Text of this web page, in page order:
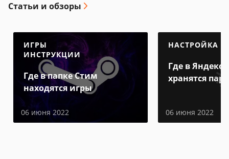
Статьи и обзоры
ИГРЫ
ИНСТРУКЦИИ
Где в папке Стим
находятся игры
06 июня 2022
НАСТРОЙКА
Где в Яндекс
хранятся
06 июня 2022